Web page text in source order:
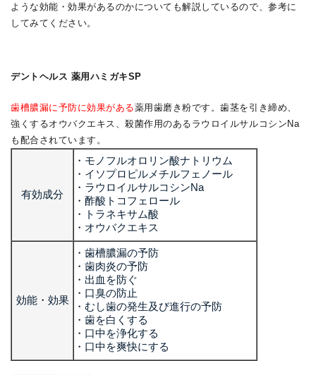
ような効能・効果があるのかについても解説しているので、参考に
してみてください。
デントヘルス 薬用ハミガキSP
歯槽膿漏に予防に効果がある薬用歯磨き粉です。歯茎を引き締め、
強くするオウバクエキス、殺菌作用のあるラウロイルサルコシンNa
も配合されています。
有効成分
・モノフルオロリン酸ナトリウム
・イソプロピルメチルフェノール
・ラウロイルサルコシンNa
・酢酸トコフェロール
・トラネキサム酸
・オウバクエキス
効能・効果
・歯槽膿漏の予防
・歯肉炎の予防
・出血を防ぐ
・口臭の防止
・むし歯の発生及び進行の予防
・歯を白くする
・口中を浄化する
・口中を爽快にする